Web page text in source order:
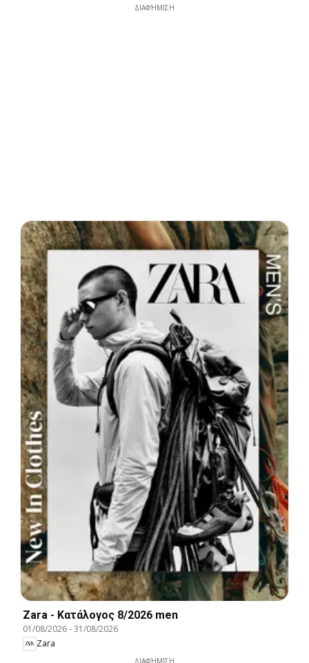
ΔΙΑΦΉΜΙΣΗ
Zara - Kατάλογος 8/2026 men
01/08/2026-31/08/2026
Zara
ΔΙΑΦΉΜΙΣΗ